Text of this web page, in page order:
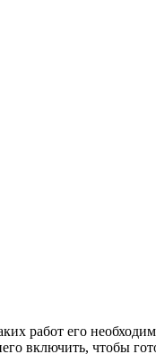
работ его
включить, чтобы